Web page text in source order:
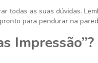
todas as suas dúvidas.
pronto para pendurar na
Impressão”?